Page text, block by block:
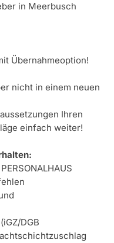
in Meerbusch
Übernahmeoption!
nicht in einem neuen
Ihren
einfach weiter!
DGB